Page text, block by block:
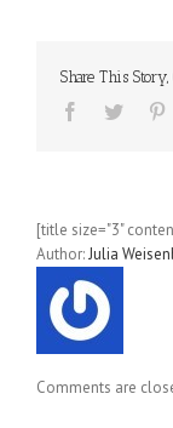
Share This
[title size="3"
Author:Julia
Comments are